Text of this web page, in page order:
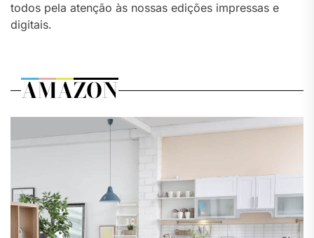
todos pela atenção às nossas edições impressas e
digitais.
AMAZON